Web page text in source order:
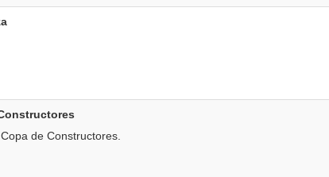
de Constructores.